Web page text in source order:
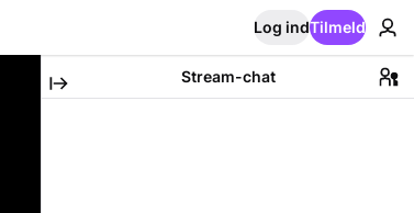
Log indTilmeld
Stream-chat